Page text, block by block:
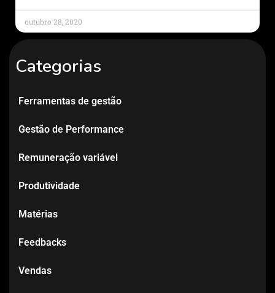
outubro 28, 2020
Categorias
Ferramentas de gestão
Gestão de Performance
Remuneração variável
Produtividade
Matérias
Feedbacks
Vendas